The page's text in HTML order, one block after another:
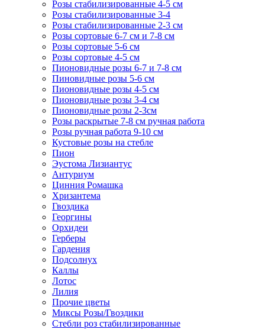
Розы стабилизированные 4-5 см
Розы стабилизированные 3-4
Розы стабилизированные 2-3 см
Розы сортовые 6-7 см и 7-8 см
Розы сортовые 5-6 см
Розы сортовые 4-5 см
Пионовидные розы 6-7 и 7-8 см
Пиновидные розы 5-6 см
Пионовидные розы 4-5 см
Пионовидные розы 3-4 см
Пионовидные розы 2-3см
Розы раскрытые 7-8 см ручная работа
Розы ручная работа 9-10 см
Кустовые розы на стебле
Пион
Эустома Лизиантус
Антуриум
Цинния Ромашка
Хризантема
Гвоздика
Георгины
Орхидеи
Герберы
Гардения
Подсолнух
Каллы
Лотос
Лилия
Прочие цветы
Миксы Розы/Гвоздики
Стебли роз стабилизированные